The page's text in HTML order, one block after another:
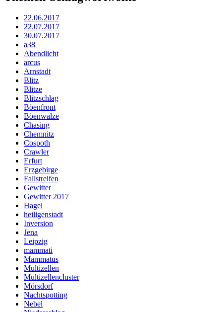
22.06.2017
22.07.2017
30.07.2017
a38
Abendlicht
arcus
Arnstadt
Blitz
Blitze
Blitzschlag
Böenfront
Böenwalze
Chasing
Chemnitz
Cospoth
Crawler
Erfurt
Erzgebirge
Fallstreifen
Gewitter
Gewitter 2017
Hagel
heiligenstadt
Inversion
Jena
Leipzig
mammati
Mammatus
Multizellen
Multizellencluster
Mörsdorf
Nachtspotting
Nebel